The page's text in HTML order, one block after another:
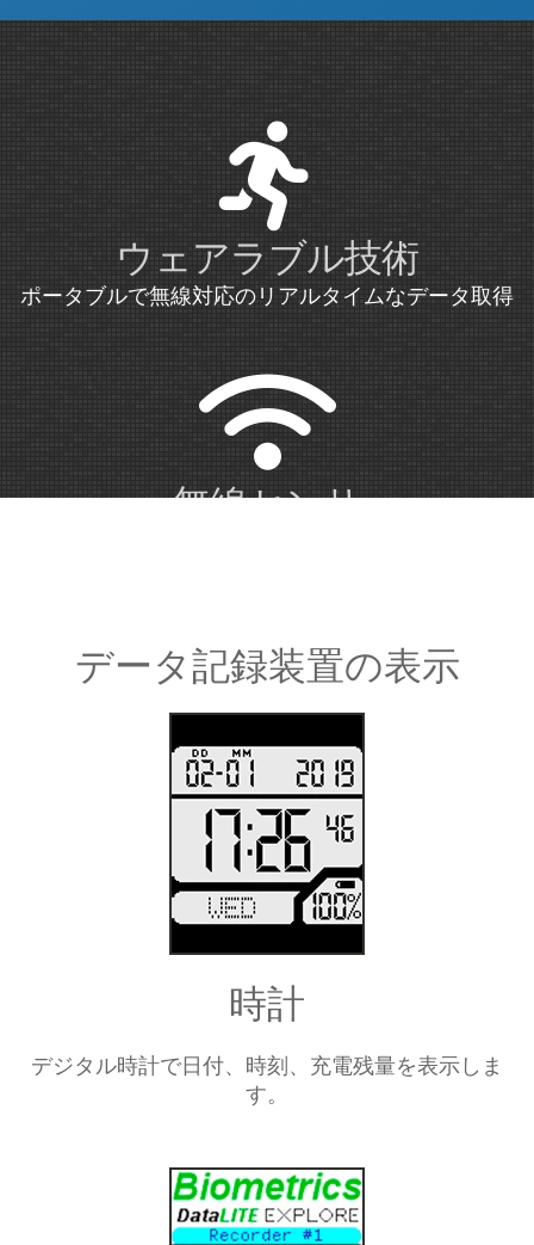
ウェアラブル技術
ポータブルで無線対応のリアルタイムなデータ取得
無線センサ
データのバックアップ
Micro SDカードにデータを記録し、後日PCで分析
する事が可能
データ記録装置の表示
時計
デジタル時計で日付、時刻、充電残量を表示しま
す。